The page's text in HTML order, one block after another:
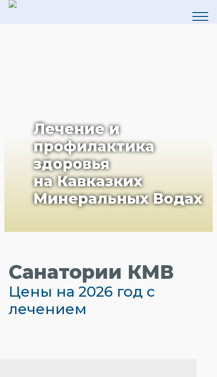
Лечение и
профилактика
здоровья
на Кавказких
Минеральных Водах
Санатории КМВ
Цены на 2026 год с
лечением